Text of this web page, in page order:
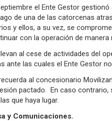
el Ente Gestor
de una de las catorcenas
y ellos, a su vez, se
con la operación de manera
al cese de actividades del
ante las cuales el Ente Gestor
al concesionario
pactado. En caso contrario,
que haya lugar.
y Comunicaciones.